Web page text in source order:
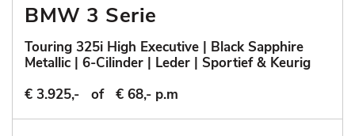
BMW 3 Serie
Touring 325i High Executive | Black Sapphire
Metallic | 6-Cilinder | Leder | Sportief & Keurig
€ 3.925,-
of € 68,- p.m